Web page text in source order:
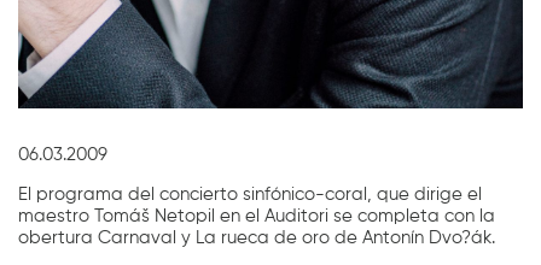
06.03.2009
El programa del concierto sinfónico-coral, que dirige el
maestro Tomáš Netopil en el Auditori se completa con la
obertura Carnaval y La rueca de oro de Antonín Dvo?ák.